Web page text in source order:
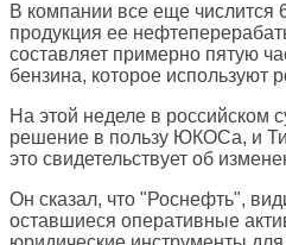
В компании все еще числится
продукция ее
составляет примерно пятую
бензина, которое используют
На этой неделе в российском
решение в пользу ЮКОСа, и
это свидетельствует об
Он сказал, что "Роснефть",
оставшиеся оперативные